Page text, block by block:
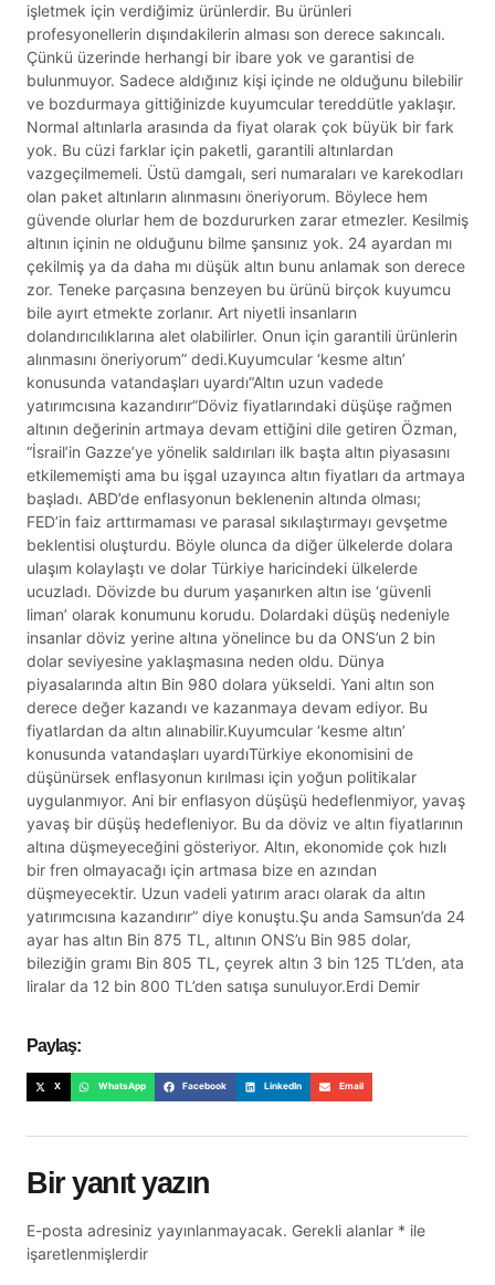
işletmek için verdiğimiz ürünlerdir. Bu ürünleri
profesyonellerin dışındakilerin alması son derece sakıncalı.
Çünkü üzerinde herhangi bir ibare yok ve garantisi de
bulunmuyor. Sadece aldığınız kişi içinde ne olduğunu bilebilir
ve bozdurmaya gittiğinizde kuyumcular tereddütle yaklaşır.
Normal altınlarla arasında da fiyat olarak çok büyük bir fark
yok. Bu cüzi farklar için paketli, garantili altınlardan
vazgeçilmemeli. Üstü damgalı, seri numaraları ve karekodları
olan paket altınların alınmasını öneriyorum. Böylece hem
güvende olurlar hem de bozdururken zarar etmezler. Kesilmiş
altının içinin ne olduğunu bilme şansınız yok. 24 ayardan mı
çekilmiş ya da daha mı düşük altın bunu anlamak son derece
zor. Teneke parçasına benzeyen bu ürünü birçok kuyumcu
bile ayırt etmekte zorlanır. Art niyetli insanların
dolandırıcılıklarına alet olabilirler. Onun için garantili ürünlerin
alınmasını öneriyorum” dedi.Kuyumcular ‘kesme altın’
konusunda vatandaşları uyardı“Altın uzun vadede
yatırımcısına kazandırır”Döviz fiyatlarındaki düşüşe rağmen
altının değerinin artmaya devam ettiğini dile getiren Özman,
“İsrail’in Gazze’ye yönelik saldırıları ilk başta altın piyasasını
etkilememişti ama bu işgal uzayınca altın fiyatları da artmaya
başladı. ABD’de enflasyonun beklenenin altında olması;
FED’in faiz arttırmaması ve parasal sıkılaştırmayı gevşetme
beklentisi oluşturdu. Böyle olunca da diğer ülkelerde dolara
ulaşım kolaylaştı ve dolar Türkiye haricindeki ülkelerde
ucuzladı. Dövizde bu durum yaşanırken altın ise ‘güvenli
liman’ olarak konumunu korudu. Dolardaki düşüş nedeniyle
insanlar döviz yerine altına yönelince bu da ONS’un 2 bin
dolar seviyesine yaklaşmasına neden oldu. Dünya
piyasalarında altın Bin 980 dolara yükseldi. Yani altın son
derece değer kazandı ve kazanmaya devam ediyor. Bu
fiyatlardan da altın alınabilir.Kuyumcular ‘kesme altın’
konusunda vatandaşları uyardıTürkiye ekonomisini de
düşünürsek enflasyonun kırılması için yoğun politikalar
uygulanmıyor. Ani bir enflasyon düşüşü hedeflenmiyor, yavaş
yavaş bir düşüş hedefleniyor. Bu da döviz ve altın fiyatlarının
altına düşmeyeceğini gösteriyor. Altın, ekonomide çok hızlı
bir fren olmayacağı için artmasa bize en azından
düşmeyecektir. Uzun vadeli yatırım aracı olarak da altın
yatırımcısına kazandırır” diye konuştu.Şu anda Samsun’da 24
ayar has altın Bin 875 TL, altının ONS’u Bin 985 dolar,
bileziğin gramı Bin 805 TL, çeyrek altın 3 bin 125 TL’den, ata
liralar da 12 bin 800 TL’den satışa sunuluyor.Erdi Demir
Paylaş:
X WhatsApp Facebook LinkedIn Email
Bir yanıt yazın
E-posta adresiniz yayınlanmayacak. Gerekli alanlar * ile
işaretlenmişlerdir